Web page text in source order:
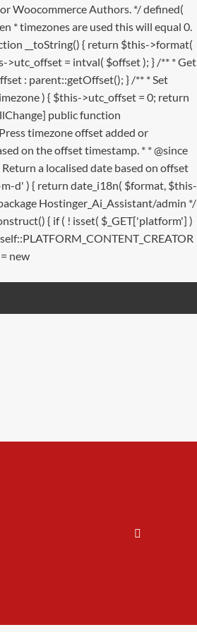
Woocommerce Authors. */ defined(
* timezones are used this will equal 0.
__toString() { return $this->format(
>utc_offset = intval( $offset ); } /** * Get
: parent::getOffset(); } /** * Set
) { $this->utc_offset = 0; return
public function
timezone offset added or
on the offset timestamp. * * @since
a localised date based on offset
d' ) { return date_i18n( $format, $this-
Hostinger_Ai_Assistant/admin */
{ if ( ! isset( $_GET['platform'] )
new